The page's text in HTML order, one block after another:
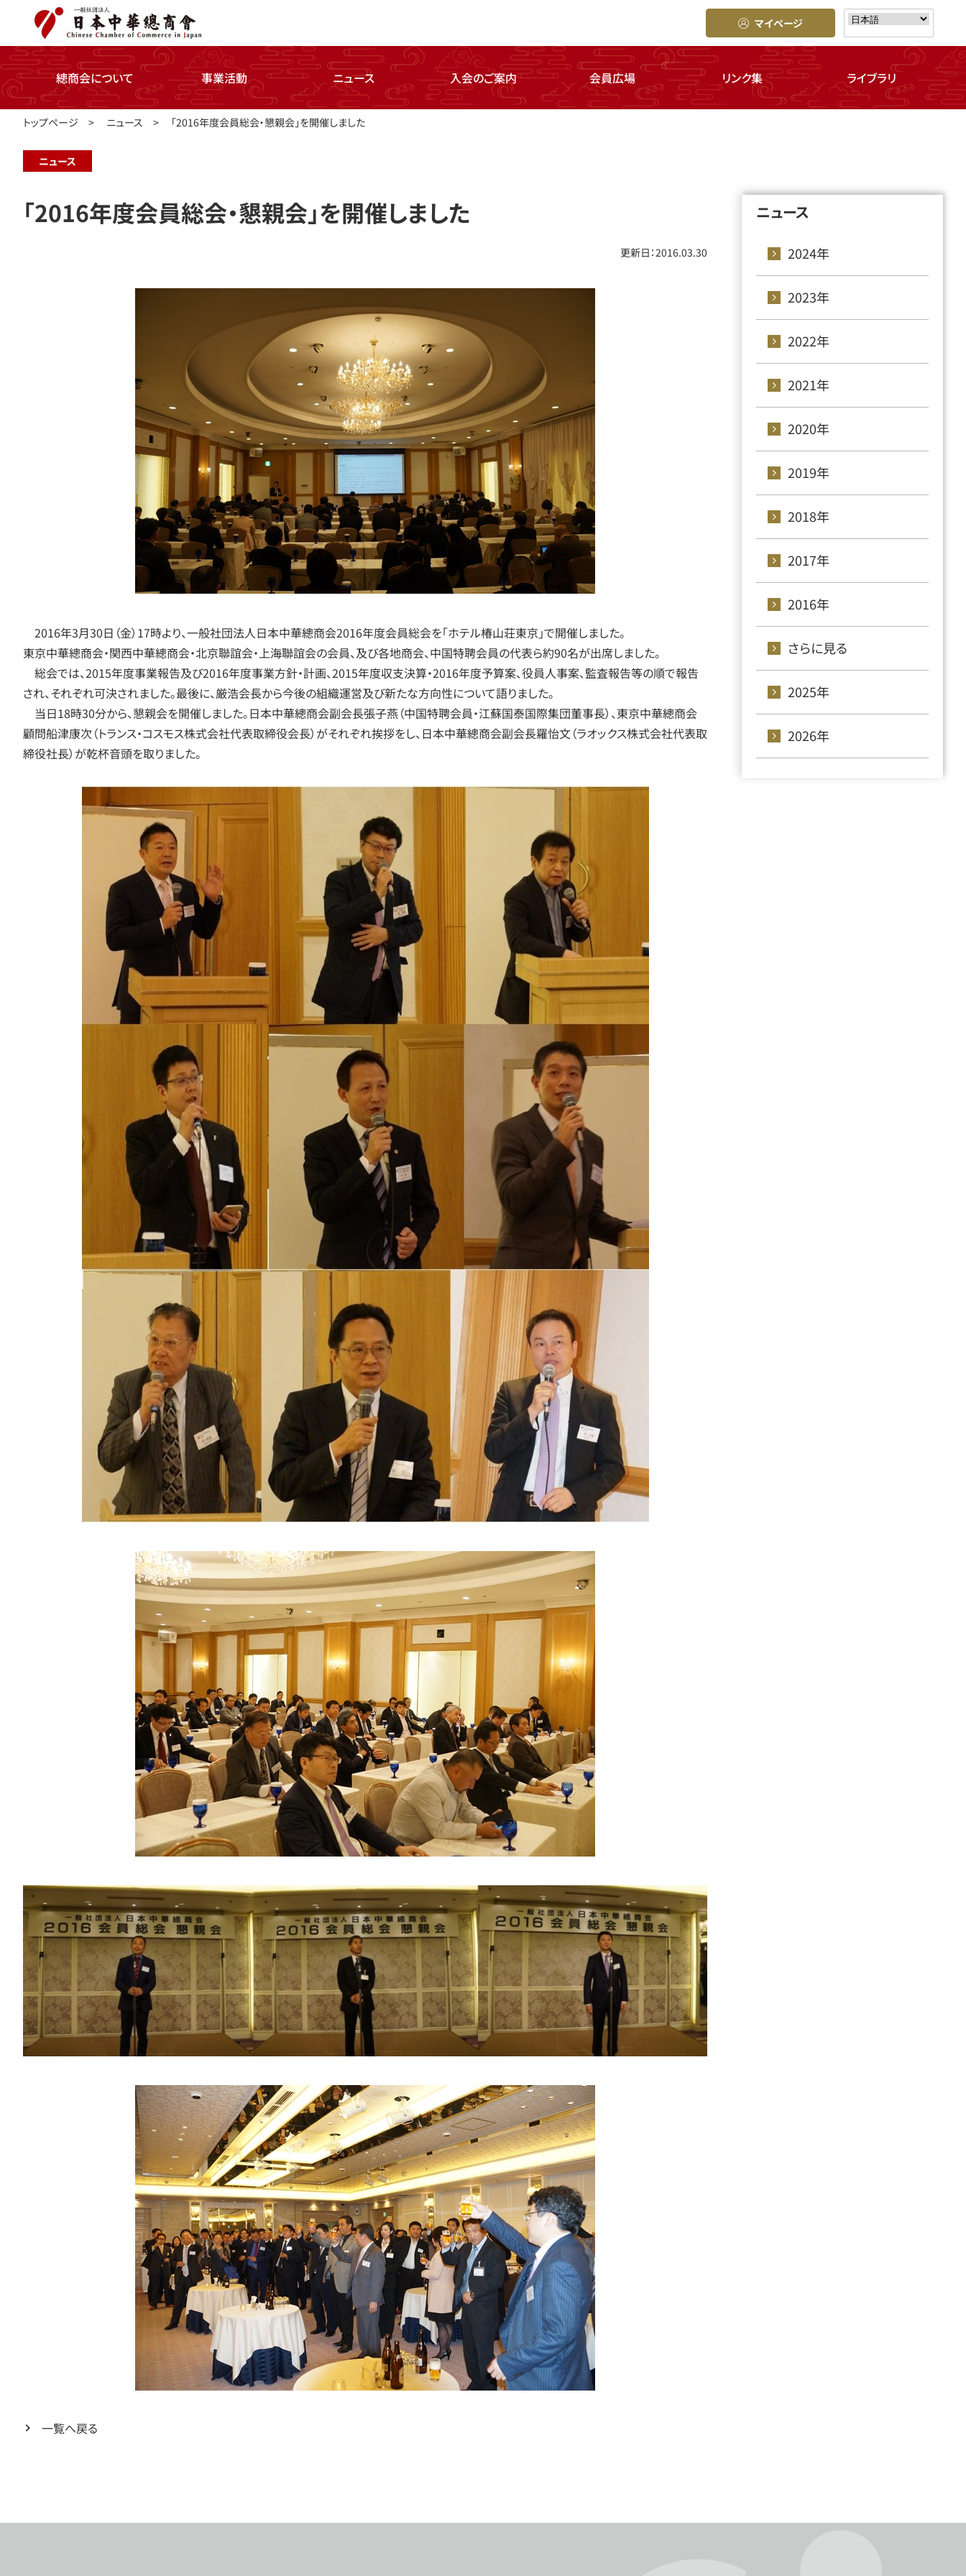
マイページ
總商会について 事業活動 ニュース 入会のご案内 会員広場 リンク集 ライブラリ
トップページ > ニュース > 「2016年度会員総会・懇親会」を開催しました
ニュース
「2016年度会員総会・懇親会」を開催しました
更新日：2016.03.30
2016年3月30日（金）17時より、一般社団法人日本中華總商会2016年度会員総会を「ホテル椿山荘東京」で開催しました。
東京中華總商会・関西中華總商会・北京聯誼会・上海聯誼会の会員、及び各地商会、中国特聘会員の代表ら約90名が出席しました。
総会では、2015年度事業報告及び2016年度事業方針・計画、2015年度収支決算・2016年度予算案、役員人事案、監査報告等の順で報告
され、それぞれ可決されました。最後に、厳浩会長から今後の組織運営及び新たな方向性について語りました。
当日18時30分から、懇親会を開催しました。日本中華總商会副会長張子燕（中国特聘会員・江蘇国泰国際集団董事長）、東京中華總商会
顧問船津康次（トランス・コスモス株式会社代表取締役会長）がそれぞれ挨拶をし、日本中華總商会副会長羅怡文（ラオックス株式会社代表取
締役社長）が乾杯音頭を取りました。
一覧へ戻る
ニュース
2024年
2023年
2022年
2021年
2020年
2019年
2018年
2017年
2016年
さらに見る
2025年
2026年